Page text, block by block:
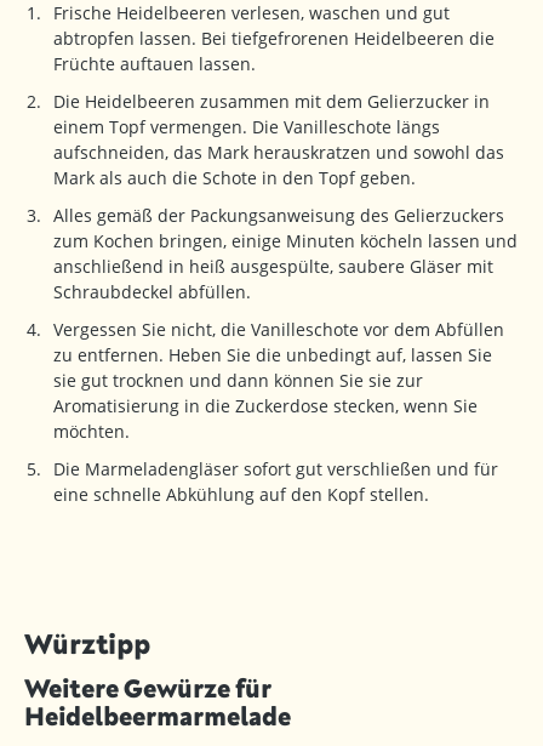
Frische Heidelbeeren verlesen, waschen und gut
abtropfen lassen. Bei tiefgefrorenen Heidelbeeren die
Früchte auftauen lassen.
Die Heidelbeeren zusammen mit dem Gelierzucker in
einem Topf vermengen. Die Vanilleschote längs
aufschneiden, das Mark herauskratzen und sowohl das
Mark als auch die Schote in den Topf geben.
Alles gemäß der Packungsanweisung des Gelierzuckers
zum Kochen bringen, einige Minuten köcheln lassen und
anschließend in heiß ausgespülte, saubere Gläser mit
Schraubdeckel abfüllen.
Vergessen Sie nicht, die Vanilleschote vor dem Abfüllen
zu entfernen. Heben Sie die unbedingt auf, lassen Sie
sie gut trocknen und dann können Sie sie zur
Aromatisierung in die Zuckerdose stecken, wenn Sie
möchten.
Die Marmeladengläser sofort gut verschließen und für
eine schnelle Abkühlung auf den Kopf stellen.
Würztipp
Weitere Gewürze für
Heidelbeermarmelade